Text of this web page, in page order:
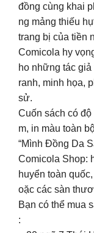
đồng cùng khai
ng mảng thiếu
trang bị của tiền
Comicola hy
ho những tác
ranh, minh họa,
sử.
Cuốn sách có
m, in màu toàn
“Mình Đồng Da
Comicola Shop:
huyển toàn
oặc các sàn
Bạn có thể mua
: